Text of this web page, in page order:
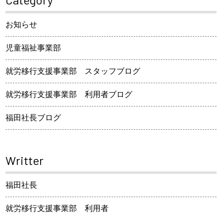
お知らせ
児童福祉事業部
就労移行支援事業部 スタッフブログ
就労移行支援事業部 利用者ブログ
福田社長ブログ
Writter
福田社長
就労移行支援事業部 利用者